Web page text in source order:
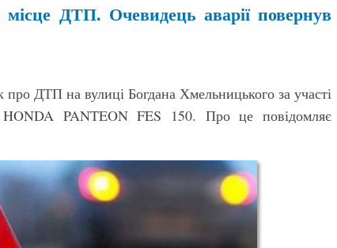
ДТП. Очевидець аварії повернув
про ДТП на вулиці Богдана Хмельницького за участі
HONDA PANTEON FES 150. Про це повідомляє